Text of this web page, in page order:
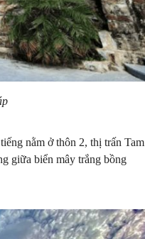
nằm ở thôn 2, thị trấn Tam
giữa biển mây trắng bồng